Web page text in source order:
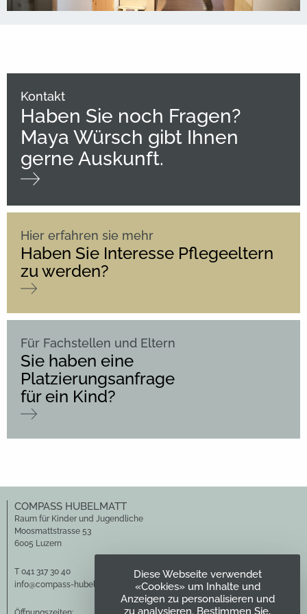
Kontakt
Haben Sie noch Fragen?
Maya Würsch gibt Ihnen
gerne Auskunft.
Hier erfahren sie mehr
Haben Sie Interesse Pflegeeltern
zu werden?
Für Fachstellen und Eltern
Sie haben eine
Platzierungsanfrage
für ein Kind?
COMPASS HUBELMATT
Raum für Kinder und Jugendliche
Moosmattstrasse 53
6005 Luzern
T 041 317 30 40
info@compass-hubelmatt.ch
Diese Webseite verwendet
«Cookies» um Inhalte und
Anzeigen zu personalisieren und
zu analysieren. Bestimmen Sie,